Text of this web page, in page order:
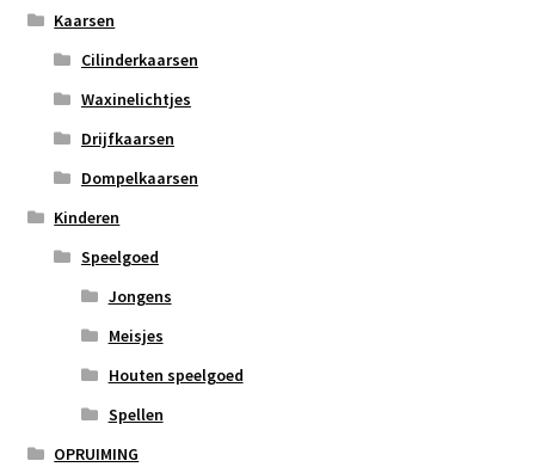
Kaarsen
Cilinderkaarsen
Waxinelichtjes
Drijfkaarsen
Dompelkaarsen
Kinderen
Speelgoed
Jongens
Meisjes
Houten speelgoed
Spellen
OPRUIMING